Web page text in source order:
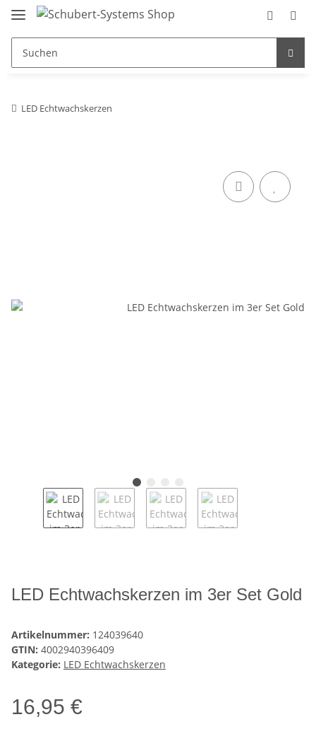
LED Echtwachskerzen
LED Echtwachskerzen im 3er Set Gold
Artikelnummer: 124039640
GTIN: 4002940396409
Kategorie: LED Echtwachskerzen
16,95 €